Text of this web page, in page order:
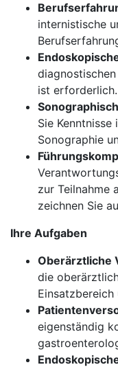
internistische
ist erforderlich.
Sie
Sonographie
zur Teilnahme
zeichnen Sie
Ihre Aufgaben
Oberärztliche
die
eigenständig